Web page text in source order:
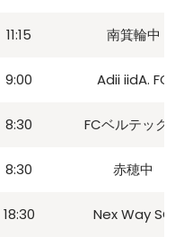
11:15 南箕輪中
9:00 Adii iidA. FC
8:30 FCベルテック
8:30 赤穂中
18:30 Nex Way SC